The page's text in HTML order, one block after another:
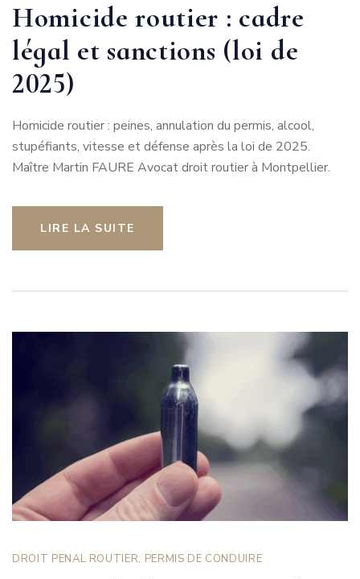
Homicide routier : cadre
légal et sanctions (loi de
2025)
Homicide routier : peines, annulation du permis, alcool,
stupéfiants, vitesse et défense après la loi de 2025.
Maître Martin FAURE Avocat droit routier à Montpellier.
LIRE LA SUITE
DROIT PENAL ROUTIER, PERMIS DE CONDUIRE